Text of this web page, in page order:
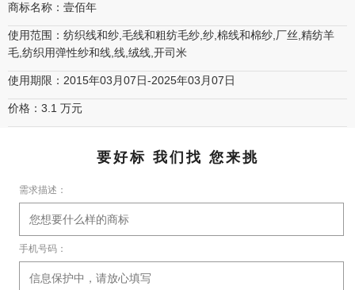
商标名称：壹佰年
使用范围：纺织线和纱,毛线和粗纺毛纱,纱,棉线和棉纱,厂丝,精纺羊
毛,纺织用弹性纱和线,线,绒线,开司米
使用期限：2015年03月07日-2025年03月07日
价格：3.1 万元
要好标 我们找 您来挑
需求描述：
手机号码：